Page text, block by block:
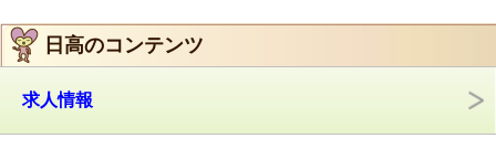
日高のコンテンツ
求人情報